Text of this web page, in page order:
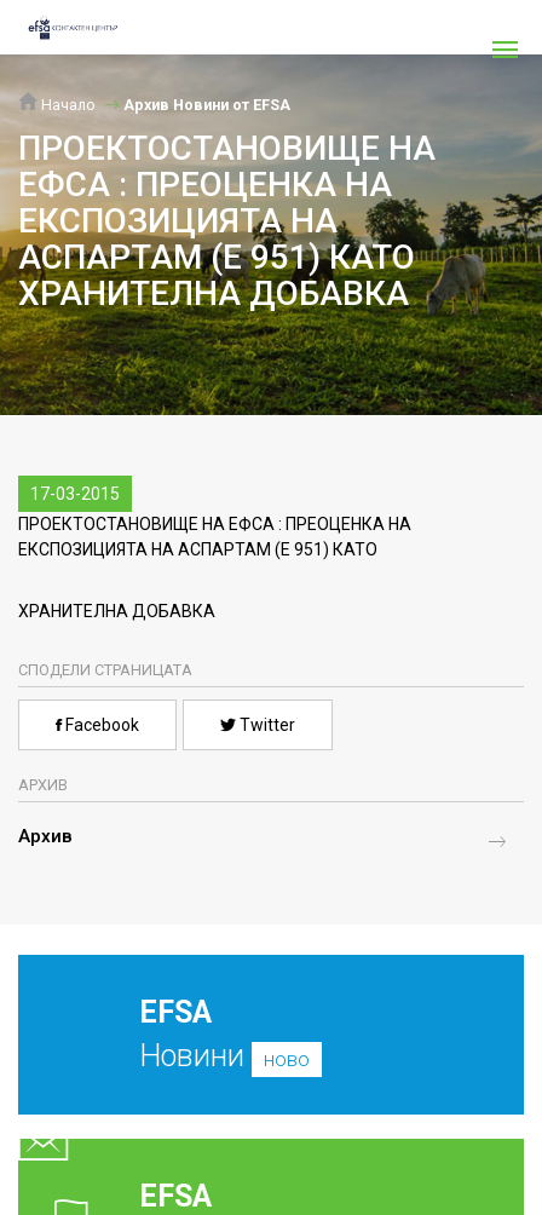
Начало Архив Новини от EFSA
ПРОЕКТОСТАНОВИЩЕ НА
ЕФСА : ПРЕОЦЕНКА НА
ЕКСПОЗИЦИЯТА НА
АСПАРТАМ (Е 951) КАТО
ХРАНИТЕЛНА ДОБАВКА
17-03-2015
ПРОЕКТОСТАНОВИЩЕ НА ЕФСА : ПРЕОЦЕНКА НА
ЕКСПОЗИЦИЯТА НА АСПАРТАМ (Е 951) КАТО
ХРАНИТЕЛНА ДОБАВКА
СПОДЕЛИ СТРАНИЦАТА
Facebook Twitter
АРХИВ
Архив
EFSA
Новини
ново
EFSA